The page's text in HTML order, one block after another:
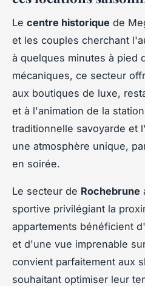
Le centre historique de
et les couples cherchant
à quelques minutes à pied
mécaniques, ce secteur
aux boutiques de luxe,
et à l'animation de la
traditionnelle savoyarde et
une atmosphère unique,
en soirée.
Le secteur de Rochebrune
sportive privilégiant la
appartements bénéficient
et d'une vue imprenable
convient parfaitement aux
souhaitant optimiser leur